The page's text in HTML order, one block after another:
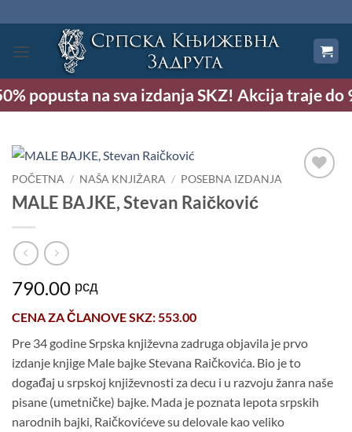
na
sadržaj
popusta na sva izdanja SKZ! Akcija traje do
POČETNA / NAŠA KNJIŽARA / POSEBNA IZDANJA
MALE BAJKE, Stevan Raičković
790.00 рсд
CENA ZAČLANOVE SKZ: 553.00
Pre 34 godine Srpska književna zadruga objavila je prvo
izdanje knjige Male bajke Stevana Raičkovića. Bio je to
događaj u srpskoj književnosti za decu i u razvoju žanra naše
pisane (umetničke) bajke. Mada je poznata lepota srpskih
narodnih bajki, Raičkovićeve su delovale kao veliko